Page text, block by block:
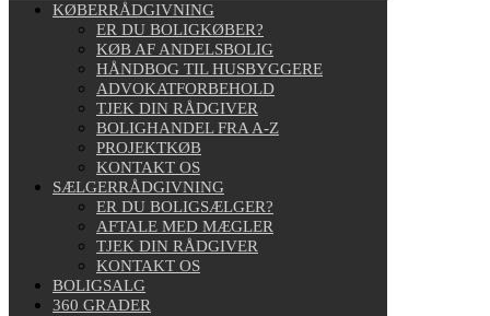
KØBERRÅDGIVNING
ER DU BOLIGKØBER?
KØB AF ANDELSBOLIG
HÅNDBOG TIL HUSBYGGERE
ADVOKATFORBEHOLD
TJEK DIN RÅDGIVER
BOLIGHANDEL FRA A-Z
PROJEKTKØB
KONTAKT OS
SÆLGERRÅDGIVNING
ER DU BOLIGSÆLGER?
AFTALE MED MÆGLER
TJEK DIN RÅDGIVER
KONTAKT OS
BOLIGSALG
360 GRADER